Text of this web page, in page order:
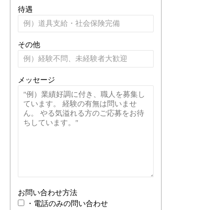
待遇
その他
メッセージ
お問い合わせ方法
・電話のみの問い合わせ